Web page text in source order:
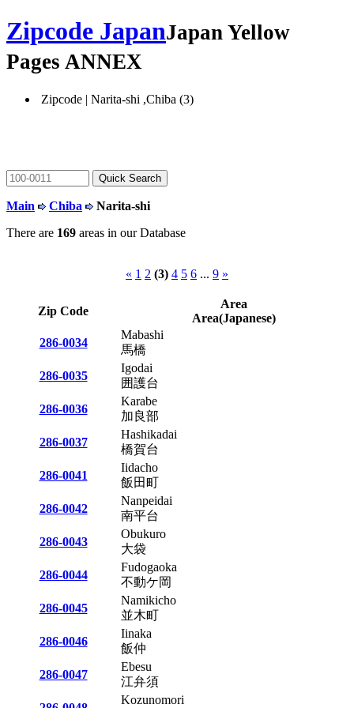
Zipcode JapanJapan Yellow
Pages ANNEX
Zipcode | Narita-shi ,Chiba (3)
Main Chiba
Narita-shi
There are 169 areas in our Database
« 1 2 (3) 4 5 6 ... 9 »
Zip Code
Area
Area(Japanese)
286-0034
Mabashi
馬橋
286-0035
Igodai
囲護台
286-0036
Karabe
加良部
286-0037
Hashikadai
橋賀台
286-0041
Iidacho
飯田町
286-0042
Nanpeidai
南平台
286-0043
Obukuro
大袋
286-0044
Fudogaoka
不動ケ岡
286-0045
Namikicho
並木町
286-0046
Iinaka
飯仲
286-0047
Ebesu
江弁須
Kozunomori